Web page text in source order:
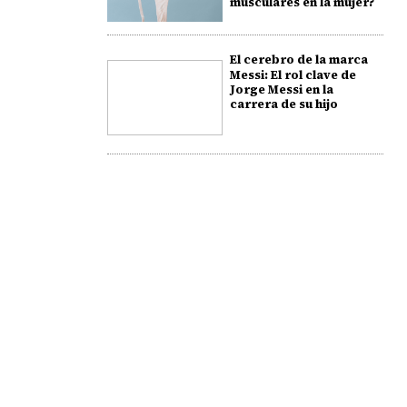
El cerebro de la marca
Messi: El rol clave de
Jorge Messi en la
carrera de su hijo